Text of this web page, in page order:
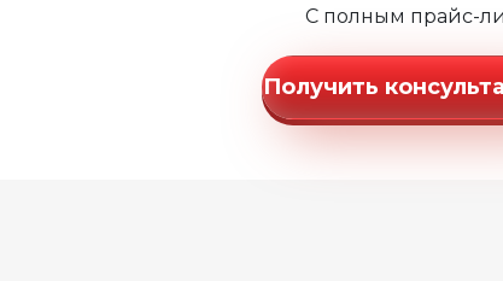
С полным прайс-
Получить